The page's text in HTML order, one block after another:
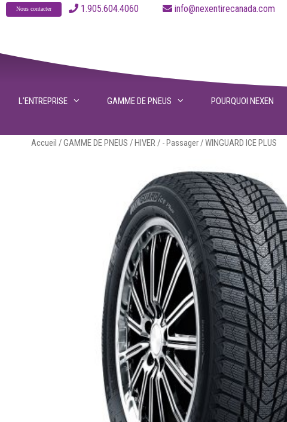
Aller
Nous contacter 1.905.604.4060 info@nexentirecanada.com
L’ENTREPRISE GAMME DE PNEUS POURQUOI NEXEN
Accueil /GAMME DE PNEUS /HIVER / - Passager / WINGUARD ICE PLUS